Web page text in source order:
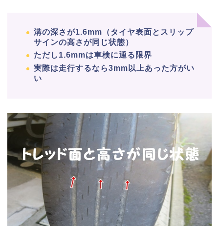
溝の深さが1.6mm（タイヤ表面とスリップ
サインの高さが同じ状態）
ただし1.6mmは車検に通る限界
実際は走行するなら3mm以上あった方がい
い